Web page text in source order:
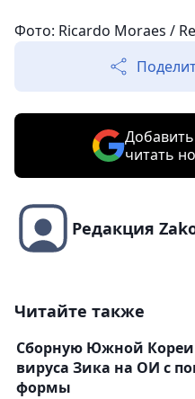
Фото: Ricardo Moraes /
читать
Редакция
Читайте также
Сборную Южной Кореи
вируса Зика на ОИ с
формы